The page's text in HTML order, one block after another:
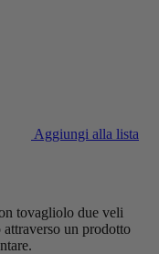
Aggiungi alla lista
tovagliolo due veli
un prodotto